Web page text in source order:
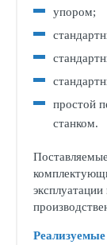
упором;
простой
станком.